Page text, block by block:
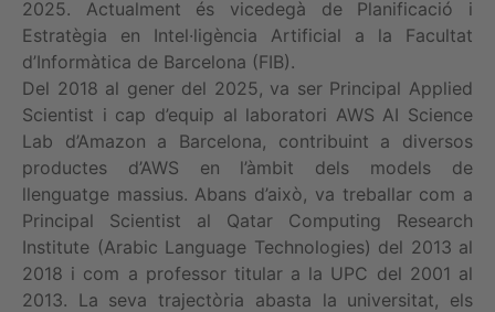
2025. Actualment és vicedegà de Planificació i
Estratègia en Intel·ligència Artificial a la Facultat
d’Informàtica de Barcelona (FIB).
Del 2018 al gener del 2025, va ser Principal Applied
Scientist i cap d’equip al laboratori AWS AI Science
Lab d’Amazon a Barcelona, contribuint a diversos
productes d’AWS en l’àmbit dels models de
llenguatge massius. Abans d’això, va treballar com a
Principal Scientist al Qatar Computing Research
Institute (Arabic Language Technologies) del 2013 al
2018 i com a professor titular a la UPC del 2001 al
2013. La seva trajectòria abasta la universitat, els